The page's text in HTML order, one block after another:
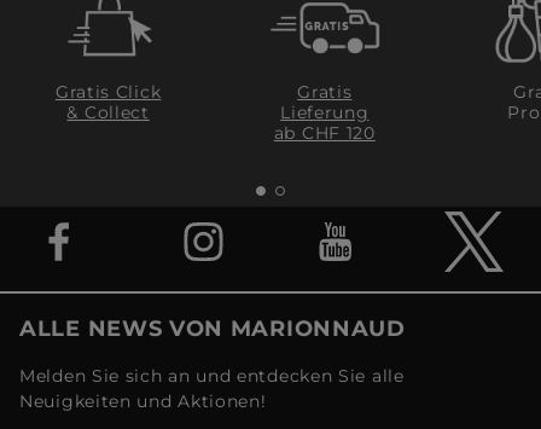
Gratis Click
& Collect
Gratis
Lieferung
ab CHF 120
ALLE NEWS VON MARIONNAUD
Melden Sie sich an und entdecken Sie alle
Neuigkeiten und Aktionen!